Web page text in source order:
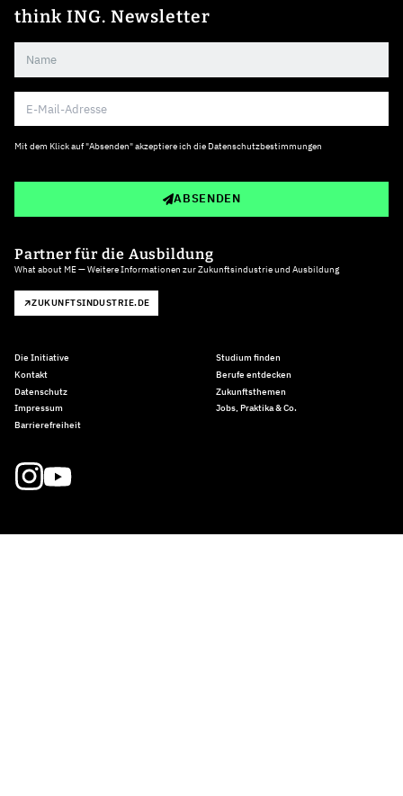
think ING. Newsletter
Mit dem Klick auf "Absenden" akzeptiere ich die Datenschutzbestimmungen
ABSENDEN
Partner für die Ausbildung
What about ME — Weitere Informationen zur Zukunftsindustrie und Ausbildung
ZUKUNFTSINDUSTRIE.DE
Die Initiative
Kontakt
Datenschutz
Impressum
Barrierefreiheit
Studium finden
Berufe entdecken
Zukunftsthemen
Jobs, Praktika & Co.